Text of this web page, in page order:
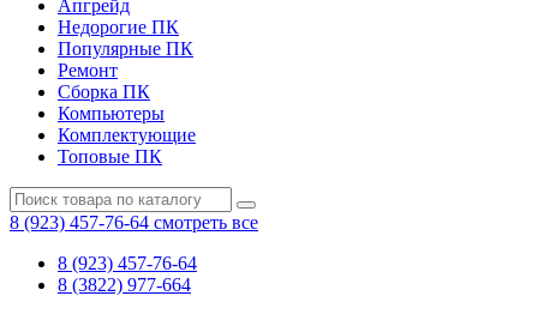
Апгрейд
Недорогие ПК
Популярные ПК
Ремонт
Сборка ПК
Компьютеры
Комплектующие
Топовые ПК
8 (923) 457-76-64 смотреть все
8 (923) 457-76-64
8 (3822) 977-664